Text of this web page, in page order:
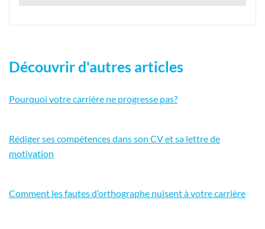
Découvrir d'autres articles
Pourquoi votre carrière ne progresse pas?
Rédiger ses compétences dans son CV et sa lettre de
motivation
Comment les fautes d’orthographe nuisent à votre carrière